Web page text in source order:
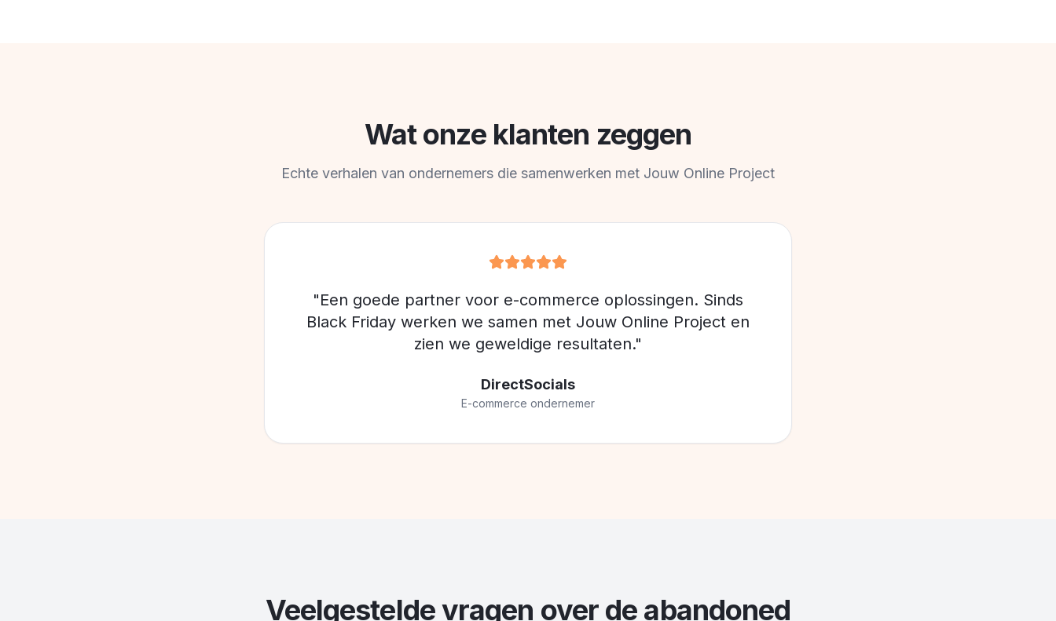
Wat onze klanten zeggen
Echte verhalen van ondernemers die samenwerken met Jouw Online Project
"Een goede partner voor e-commerce oplossingen. Sinds
Black Friday werken we samen met Jouw Online Project en
zien we geweldige resultaten."
DirectSocials
E-commerce ondernemer
Veelgestelde vragen over de abandoned